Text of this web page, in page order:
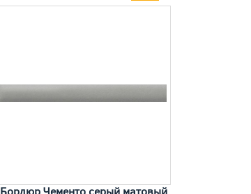
Бордюр Чементо серый матовый